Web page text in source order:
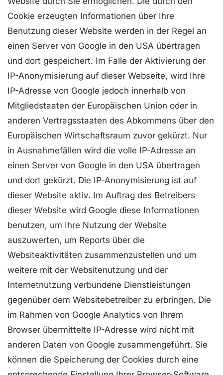
Cookie erzeugten Informationen über Ihre
Benutzung dieser Website werden in der Regel an
einen Server von Google in den USA übertragen
und dort gespeichert. Im Falle der Aktivierung der
IP-Anonymisierung auf dieser Webseite, wird Ihre
IP-Adresse von Google jedoch innerhalb von
Mitgliedstaaten der Europäischen Union oder in
anderen Vertragsstaaten des Abkommens über den
Europäischen Wirtschaftsraum zuvor gekürzt. Nur
in Ausnahmefällen wird die volle IP-Adresse an
einen Server von Google in den USA übertragen
und dort gekürzt. Die IP-Anonymisierung ist auf
dieser Website aktiv. Im Auftrag des Betreibers
dieser Website wird Google diese Informationen
benutzen, um Ihre Nutzung der Website
auszuwerten, um Reports über die
Websiteaktivitäten zusammenzustellen und um
weitere mit der Websitenutzung und der
Internetnutzung verbundene Dienstleistungen
gegenüber dem Websitebetreiber zu erbringen. Die
im Rahmen von Google Analytics von Ihrem
Browser übermittelte IP-Adresse wird nicht mit
anderen Daten von Google zusammengeführt. Sie
können die Speicherung der Cookies durch eine